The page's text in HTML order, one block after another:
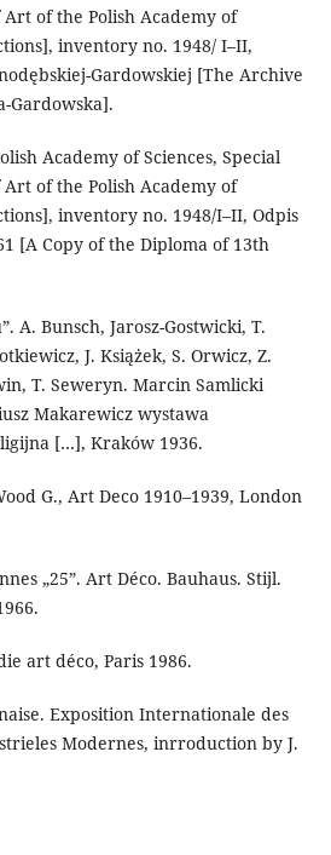
of the Polish Academy of
inventory no. 1948/ I–II,
Gardowskiej [The Archive
Gardowska].
Academy of Sciences, Special
of the Polish Academy of
inventory no. 1948/I–II, Odpis
[A Copy of the Diploma of 13th
A. Bunsch, Jarosz-Gostwicki, T.
J. Książek, S. Orwicz, Z.
T. Seweryn. Marcin Samlicki
Makarewicz wystawa
[…], Kraków 1936.
G., Art Deco 1910–1939, London
„25”. Art Déco. Bauhaus. Stijl.
art déco, Paris 1986.
Exposition Internationale des
Modernes, inrroduction by J.